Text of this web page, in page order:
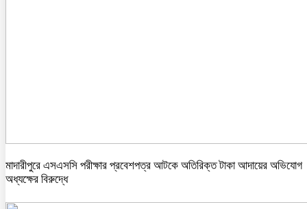
মাদারীপুরে এসএসসি পরীক্ষার প্রবেশপত্র আটকে অতিরিক্ত টাকা আদায়ের অভিযোগ
অধ্যক্ষের বিরুদ্ধে